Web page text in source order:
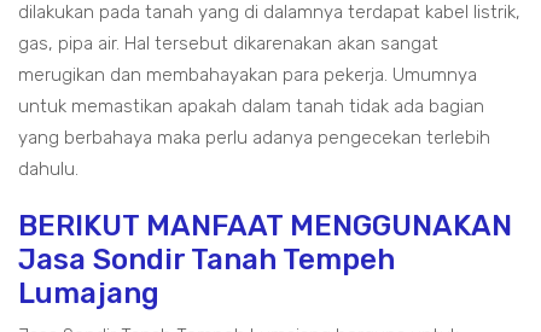
dilakukan pada tanah yang di dalamnya terdapat kabel listrik,
gas, pipa air. Hal tersebut dikarenakan akan sangat
merugikan dan membahayakan para pekerja. Umumnya
untuk memastikan apakah dalam tanah tidak ada bagian
yang berbahaya maka perlu adanya pengecekan terlebih
dahulu.
BERIKUT MANFAAT MENGGUNAKAN
Jasa Sondir Tanah Tempeh
Lumajang